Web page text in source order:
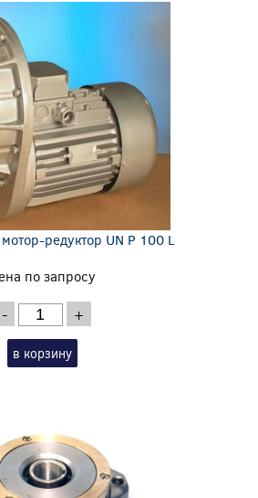
редуктор UN P 100 L
по запросу
- +
в корзину